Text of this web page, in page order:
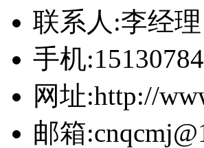
联系人:李经理
手机
网址:http://
邮箱